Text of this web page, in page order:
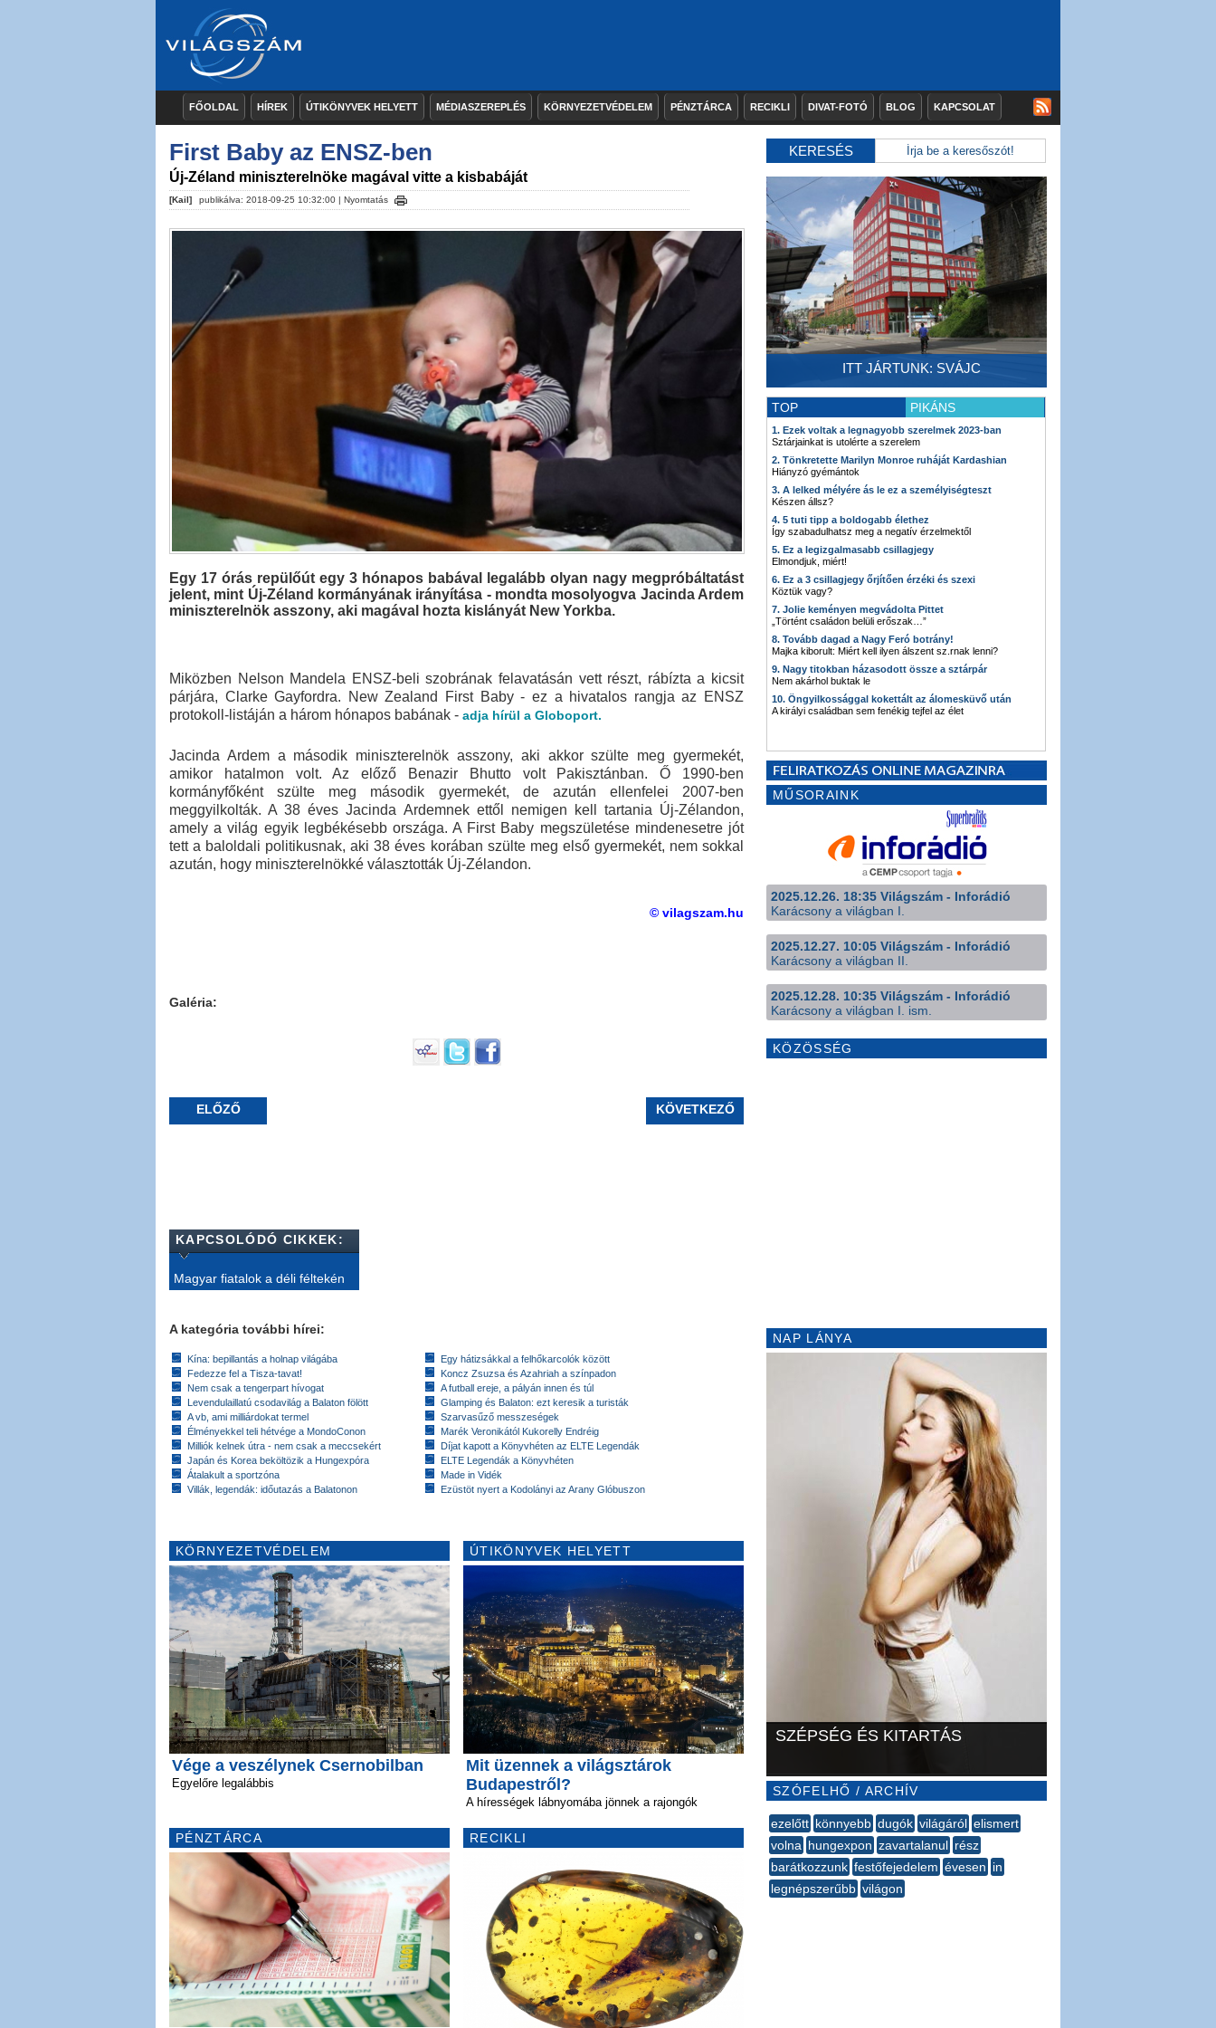
FŐOLDAL HÍREK ÚTIKÖNYVEK HELYETT MÉDIASZEREPLÉS KÖRNYEZETVÉDELEM PÉNZTÁRCA RECIKLI DIVAT-FOTÓ BLOG KAPCSOLAT
First Baby az ENSZ-ben
Új-Zéland miniszterelnöke magával vitte a kisbabáját
[Kail] publikálva: 2018-09-25 10:32:00 | Nyomtatás
Egy 17 órás repülőút egy 3 hónapos babával legalább olyan nagy megpróbáltatást
jelent, mint Új-Zéland kormányának irányítása - mondta mosolyogva Jacinda Ardem
miniszterelnök asszony, aki magával hozta kislányát New Yorkba.
Miközben Nelson Mandela ENSZ-beli szobrának felavatásán vett részt, rábízta a kicsit
párjára, Clarke Gayfordra. New Zealand First Baby - ez a hivatalos rangja az ENSZ
protokoll-listáján a három hónapos babának - adja hírül a Globoport.
Jacinda Ardem a második miniszterelnök asszony, aki akkor szülte meg gyermekét,
amikor hatalmon volt. Az előző Benazir Bhutto volt Pakisztánban. Ő 1990-ben
kormányfőként szülte meg második gyermekét, de azután ellenfelei 2007-ben
meggyilkolták. A 38 éves Jacinda Ardemnek ettől nemigen kell tartania Új-Zélandon,
amely a világ egyik legbékésebb országa. A First Baby megszületése mindenesetre jót
tett a baloldali politikusnak, aki 38 éves korában szülte meg első gyermekét, nem sokkal
azután, hogy miniszterelnökké választották Új-Zélandon.
© vilagszam.hu
Galéria:
ELŐZŐ KÖVETKEZŐ
KAPCSOLÓDÓ CIKKEK:
Magyar fiatalok a déli féltekén
A kategória további hírei:
Kína: bepillantás a holnap világába
Fedezze fel a Tisza-tavat!
Nem csak a tengerpart hívogat
Levendulaillatú csodavilág a Balaton fölött
A vb, ami milliárdokat termel
Élményekkel teli hétvége a MondoConon
Milliók kelnek útra - nem csak a meccsekért
Japán és Korea beköltözik a Hungexpóra
Átalakult a sportzóna
Villák, legendák: időutazás a Balatonon
Egy hátizsákkal a felhőkarcolók között
Koncz Zsuzsa és Azahriah a színpadon
A futball ereje, a pályán innen és túl
Glamping és Balaton: ezt keresik a turisták
Szarvasűző messzeségek
Marék Veronikától Kukorelly Endréig
Díjat kapott a Könyvhéten az ELTE Legendák
ELTE Legendák a Könyvhéten
Made in Vidék
Ezüstöt nyert a Kodolányi az Arany Glóbuszon
KÖRNYEZETVÉDELEM
Vége a veszélynek Csernobilban
Egyelőre legalábbis
PÉNZTÁRCA
ÚTIKÖNYVEK HELYETT
Mit üzennek a világsztárok
Budapestről?
A hírességek lábnyomába jönnek a rajongók
RECIKLI
KERESÉS
ITT JÁRTUNK: SVÁJC
TOP PIKÁNS
1. Ezek voltak a legnagyobb szerelmek 2023-ban
Sztárjainkat is utolérte a szerelem
2. Tönkretette Marilyn Monroe ruháját Kardashian
Hiányzó gyémántok
3. A lelked mélyére ás le ez a személyiségteszt
Készen állsz?
4. 5 tuti tipp a boldogabb élethez
Így szabadulhatsz meg a negatív érzelmektől
5. Ez a legizgalmasabb csillagjegy
Elmondjuk, miért!
6. Ez a 3 csillagjegy őrjítően érzéki és szexi
Köztük vagy?
7. Jolie keményen megvádolta Pittet
„Történt családon belüli erőszak…”
8. Tovább dagad a Nagy Feró botrány!
Majka kiborult: Miért kell ilyen álszent sz.rnak lenni?
9. Nagy titokban házasodott össze a sztárpár
Nem akárhol buktak le
10. Öngyilkossággal kokettált az álomesküvő után
A királyi családban sem fenékig tejfel az élet
MŰSORAINK
2025.12.26. 18:35 Világszám - Inforádió
Karácsony a világban I.
2025.12.27. 10:05 Világszám - Inforádió
Karácsony a világban II.
2025.12.28. 10:35 Világszám - Inforádió
Karácsony a világban I. ism.
KÖZÖSSÉG
NAP LÁNYA
SZÉPSÉG ÉS KITARTÁS
SZÓFELHŐ / ARCHÍV
ezelőtt könnyebb dugók világáról elismert
volna hungexpon zavartalanul rész
barátkozzunk festőfejedelem évesen in
legnépszerűbb világon